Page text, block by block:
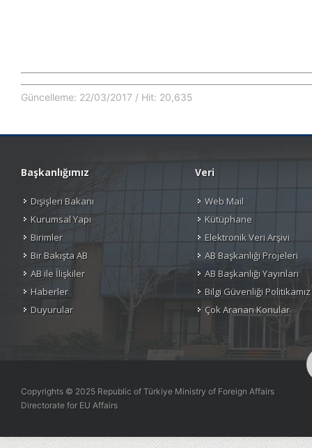
Güncelleme: 22/03/2017 / Hit: 20,635
Başkanlığımız
Dışişleri Bakanı
Kurumsal Yapı
Birimler
Bir Bakışta AB
AB ile İlişkiler
Haberler
Duyurular
Veri
Web Mail
Kütüphane
Elektronik Veri Arşivi
AB Başkanlığı Projeleri
AB Başkanlığı Yayınları
Bilgi Güvenliği Politikamız
Çok Aranan Konular
Copyrights © 2025 Republic of Türkiye Ministry of Foreign Affairs
Directorate for EU Affairs